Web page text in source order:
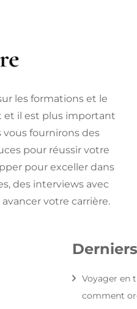
les formations et le
et il est plus important
fournirons des
pour réussir votre
pour exceller dans
des interviews avec
votre carrière.
Voyager en
comment